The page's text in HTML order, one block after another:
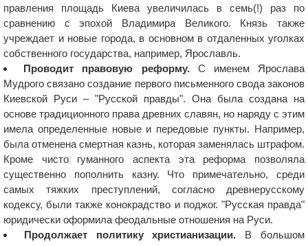
правления площадь Киева увеличилась в семь(!) раз по
сравнению с эпохой Владимира Великого. Князь также
учреждает и новые города, в основном в отдаленных уголках
собственного государства, например, Ярославль.
Проводит правовую реформу.С именем Ярослава
Мудрого связано создание первого письменного свода законов
Киевской Руси – "Русской правды". Она была создана на
основе традиционного права древних славян, но наряду с этим
имела определенные новые и передовые пункты. Например,
была отменена смертная казнь, которая заменялась штрафом.
Кроме чисто гуманного аспекта эта реформа позволяла
существенно пополнить казну. Что примечательно, среди
самых тяжких преступлений, согласно древнерусскому
кодексу, были также конокрадство и поджог. "Русская правда"
юридически оформила феодальные отношения на Руси.
Продолжает политику христианизации. В большом